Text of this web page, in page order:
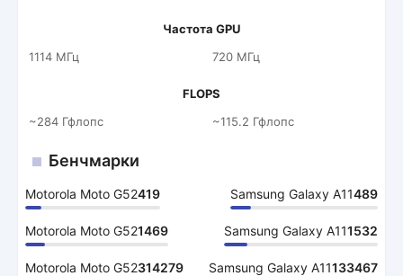
Частота GPU
1114 МГц
720 МГц
FLOPS
~284 Гфлопс
~115.2 Гфлопс
Бенчмарки
Motorola Moto G52419 Samsung Galaxy A11489
Motorola Moto G521469 Samsung Galaxy A111532
Motorola Moto G52314279 Samsung Galaxy A11133467